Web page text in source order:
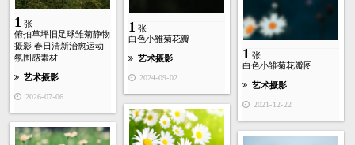
1 张
俯拍草坪旧足球雏菊静物
摄影 春日清新治愈运动
氛围感素材
艺术摄影
2026-07-06
1 张
白色小雏菊花瓣
艺术摄影
2024-09-02
1 张
白色小雏菊花瓣图
艺术摄影
2021-12-22